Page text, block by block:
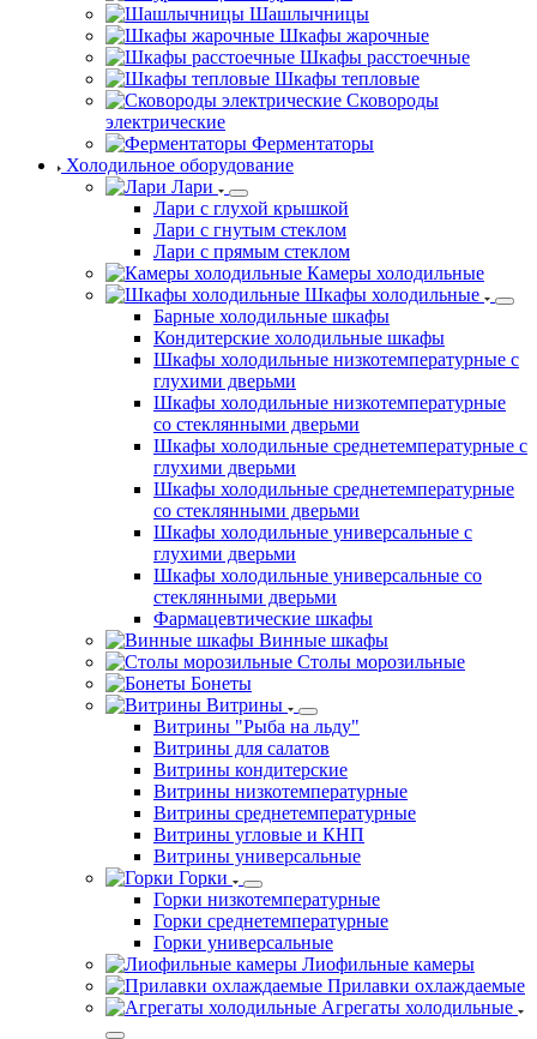
Шашлычницы
Шкафы жарочные
Шкафы расстоечные
Шкафы тепловые
Сковороды
электрические
Ферментаторы
Холодильное оборудование
Лари
Лари с глухой крышкой
Лари с гнутым стеклом
Лари с прямым стеклом
Камеры холодильные
Шкафы холодильные
Барные холодильные шкафы
Кондитерские холодильные шкафы
Шкафы холодильные низкотемпературные с
глухими дверьми
Шкафы холодильные низкотемпературные
со стеклянными дверьми
Шкафы холодильные среднетемпературные с
глухими дверьми
Шкафы холодильные среднетемпературные
со стеклянными дверьми
Шкафы холодильные универсальные с
глухими дверьми
Шкафы холодильные универсальные со
стеклянными дверьми
Фармацевтические шкафы
Винные шкафы
Столы морозильные
Бонеты
Витрины
Витрины "Рыба на льду"
Витрины для салатов
Витрины кондитерские
Витрины низкотемпературные
Витрины среднетемпературные
Витрины угловые и КНП
Витрины универсальные
Горки
Горки низкотемпературные
Горки среднетемпературные
Горки универсальные
Лиофильные камеры
Прилавки охлаждаемые
Агрегаты холодильные